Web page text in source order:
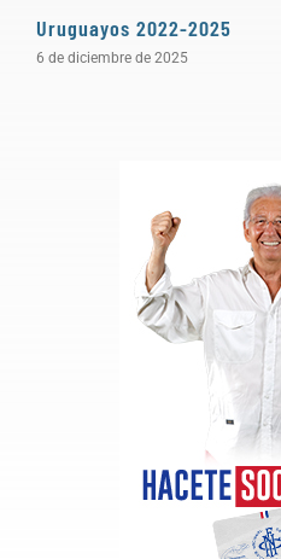
Uruguayos 2022-2025
6 de diciembre de 2025